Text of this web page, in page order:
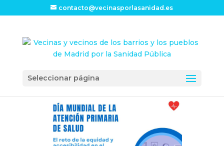
contacto@vecinasporlasanidad.es
Seleccionar página